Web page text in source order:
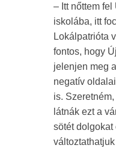
– Itt nőttem
iskolába, itt
Lokálpatrióta
fontos, hogy
jelenjen meg
negatív
is.
látnák ezt a
sötét dolgokat